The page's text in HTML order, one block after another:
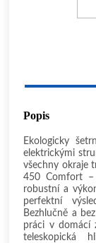
Popis
Ekologicky
elektrickými
všechny okraje
450 Comfort –
robustní a
perfektní
Bezhlučně a
práci v domácí
teleskopická